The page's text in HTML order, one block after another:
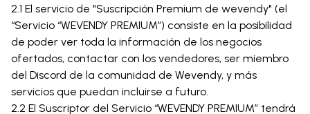
2.1 El servicio de "Suscripción Premium de wevendy" (el
“Servicio “WEVENDY PREMIUM”) consiste en la posibilidad
de poder ver toda la información de los negocios
ofertados, contactar con los vendedores, ser miembro
del Discord de la comunidad de Wevendy, y más
servicios que puedan incluirse a futuro.
2.2 El Suscriptor del Servicio “WEVENDY PREMIUM” tendrá